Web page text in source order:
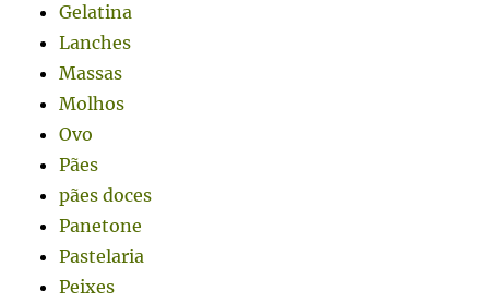
Gelatina
Lanches
Massas
Molhos
Ovo
Pães
pães doces
Panetone
Pastelaria
Peixes